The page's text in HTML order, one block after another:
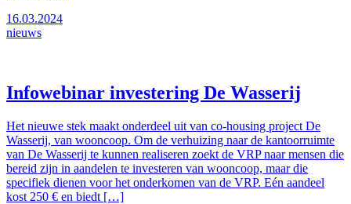
16.03.2024
nieuws
Infowebinar investering De Wasserij
Het nieuwe stek maakt onderdeel uit van co-housing project De
Wasserij, van wooncoop. Om de verhuizing naar de kantoorruimte
van De Wasserij te kunnen realiseren zoekt de VRP naar mensen die
bereid zijn in aandelen te investeren van wooncoop, maar die
specifiek dienen voor het onderkomen van de VRP. Eén aandeel
kost 250 € en biedt […]